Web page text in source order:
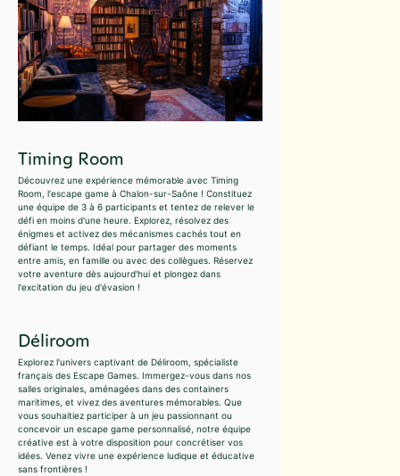
Timing Room
Découvrez une expérience mémorable avec Timing
Room, l'escape game à Chalon-sur-Saône ! Constituez
une équipe de 3 à 6 participants et tentez de relever le
défi en moins d'une heure. Explorez, résolvez des
énigmes et activez des mécanismes cachés tout en
défiant le temps. Idéal pour partager des moments
entre amis, en famille ou avec des collègues. Réservez
votre aventure dès aujourd'hui et plongez dans
l'excitation du jeu d'évasion !
Déliroom
Explorez l'univers captivant de Déliroom, spécialiste
français des Escape Games. Immergez-vous dans nos
salles originales, aménagées dans des containers
maritimes, et vivez des aventures mémorables. Que
vous souhaitiez participer à un jeu passionnant ou
concevoir un escape game personnalisé, notre équipe
créative est à votre disposition pour concrétiser vos
idées. Venez vivre une expérience ludique et éducative
sans frontières !